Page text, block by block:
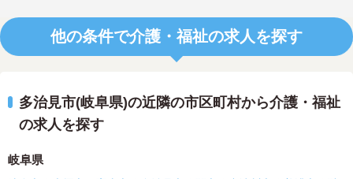
他の条件で介護・福祉の求人を探す
多治見市(岐阜県)の近隣の市区町村から介護・福祉
の求人を探す
岐阜県